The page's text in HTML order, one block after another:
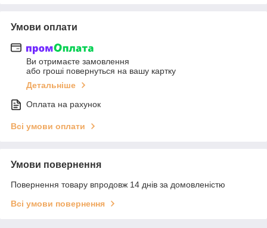
Умови оплати
Ви отримаєте замовлення
або гроші повернуться на вашу картку
Детальніше
Оплата на рахунок
Всі умови оплати
Умови повернення
Повернення товару впродовж 14 днів за домовленістю
Всі умови повернення